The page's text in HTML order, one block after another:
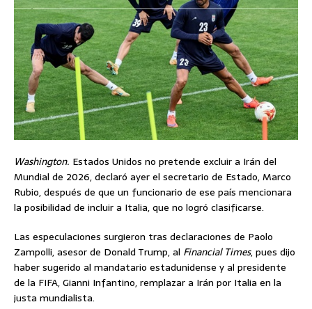
Washington. Estados Unidos no pretende excluir a Irán del
Mundial de 2026, declaró ayer el secretario de Estado, Marco
Rubio, después de que un funcionario de ese país mencionara
la posibilidad de incluir a Italia, que no logró clasificarse.
Las especulaciones surgieron tras declaraciones de Paolo
Zampolli, asesor de Donald Trump, al Financial Times, pues dijo
haber sugerido al mandatario estadunidense y al presidente
de la FIFA, Gianni Infantino, remplazar a Irán por Italia en la
justa mundialista.